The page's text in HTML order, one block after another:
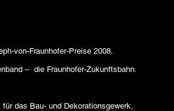
von-Fraunhofer-Preise 2008.
– die Fraunhofer-Zukunftsbahn.
das Bau- und Dekorationsgewerk,